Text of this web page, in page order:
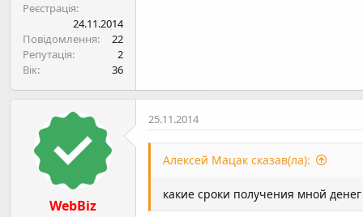
Реєстрація
24.11.2014
Повідомлення
22
Репутація
2
Вік
36
WebBiz
25.11.2014
Алексей Мацак сказав(ла):
какие сроки получения мной денег